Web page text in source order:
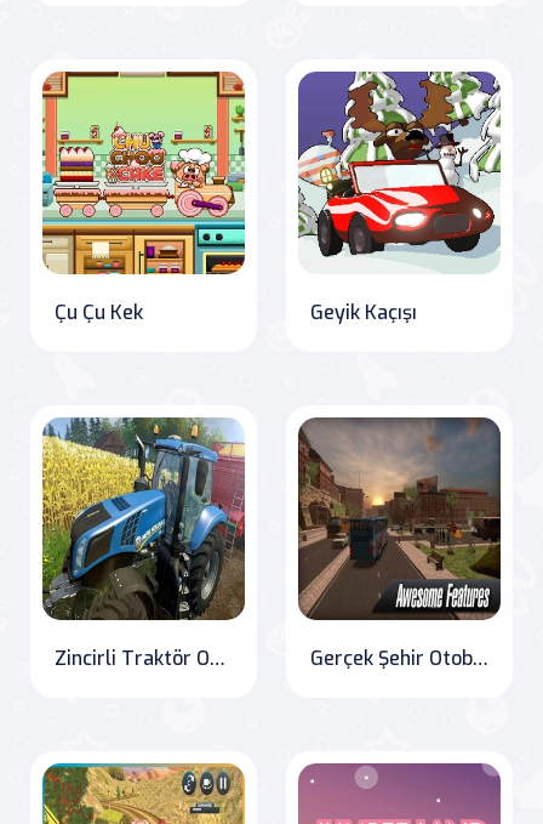
Çu Çu Kek Geyik Kaçışı
Zincirli Traktör Otobüs Çekme Görevi 2020 Gerçek Şehir Otobüsü Simülatörü